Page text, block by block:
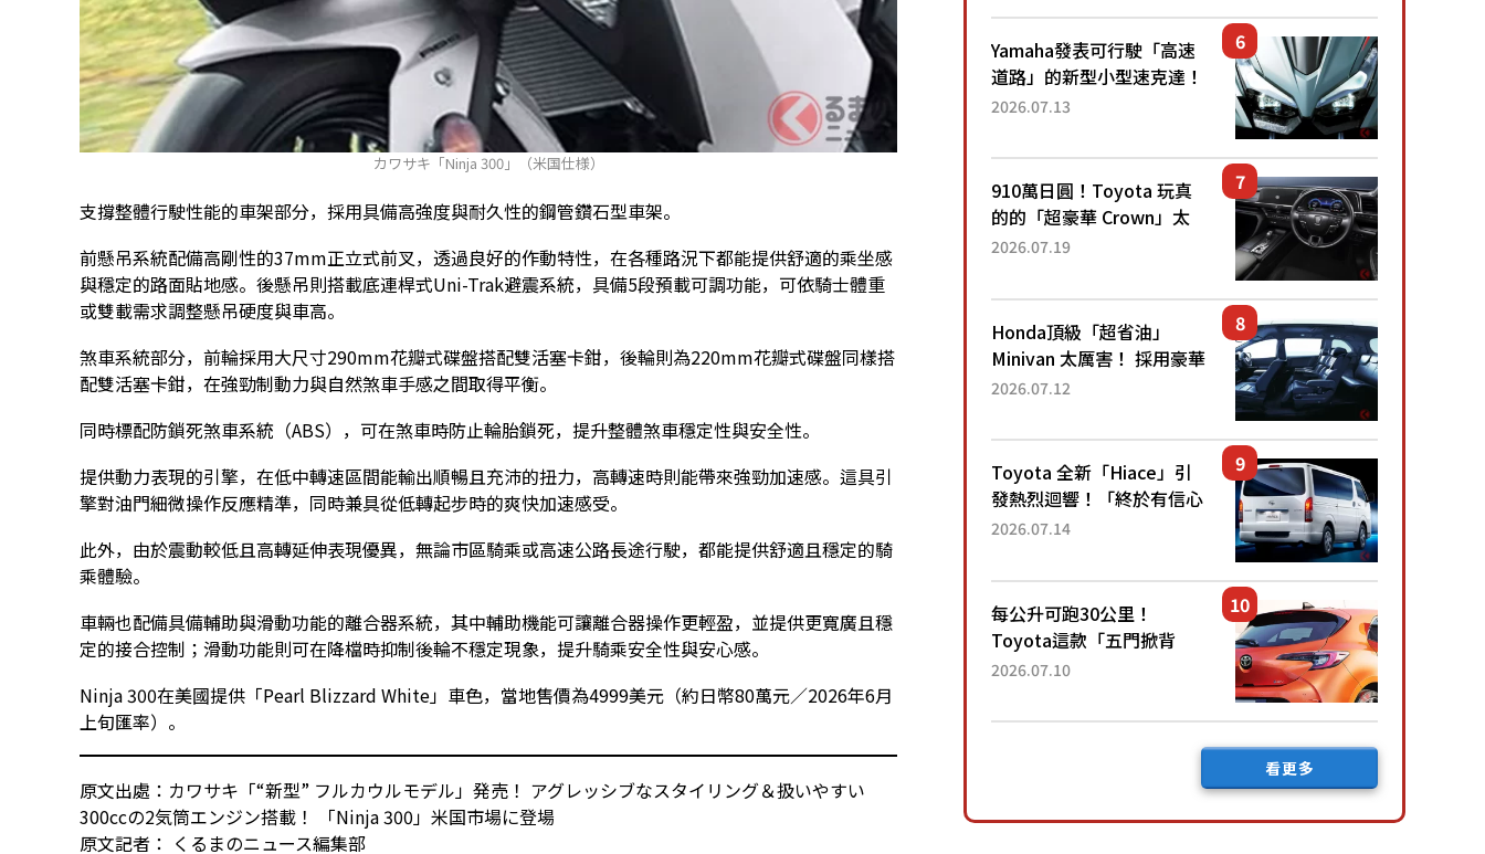
カワサキ「Ninja 300」（米国仕様）
支撐整體行駛性能的車架部分，採用具備高強度與耐久性的鋼管鑽石型車架。
前懸吊系統配備高剛性的37mm正立式前叉，透過良好的作動特性，在各種路況下都能提供舒適的乘坐感
與穩定的路面貼地感。後懸吊則搭載底連桿式Uni-Trak避震系統，具備5段預載可調功能，可依騎士體重
或雙載需求調整懸吊硬度與車高。
煞車系統部分，前輪採用大尺寸290mm花瓣式碟盤搭配雙活塞卡鉗，後輪則為220mm花瓣式碟盤同樣搭
配雙活塞卡鉗，在強勁制動力與自然煞車手感之間取得平衡。
同時標配防鎖死煞車系統（ABS），可在煞車時防止輪胎鎖死，提升整體煞車穩定性與安全性。
提供動力表現的引擎，在低中轉速區間能輸出順暢且充沛的扭力，高轉速時則能帶來強勁加速感。這具引
擎對油門細微操作反應精準，同時兼具從低轉起步時的爽快加速感受。
此外，由於震動較低且高轉延伸表現優異，無論市區騎乘或高速公路長途行駛，都能提供舒適且穩定的騎
乘體驗。
車輛也配備具備輔助與滑動功能的離合器系統，其中輔助機能可讓離合器操作更輕盈，並提供更寬廣且穩
定的接合控制；滑動功能則可在降檔時抑制後輪不穩定現象，提升騎乘安全性與安心感。
Ninja 300在美國提供「Pearl Blizzard White」車色，當地售價為4999美元（約日幣80萬元／2026年6月
上旬匯率）。
原文出處：カワサキ「“新型” フルカウルモデル」発売！ アグレッシブなスタイリング＆扱いやすい
300ccの2気筒エンジン搭載！ 「Ninja 300」米国市場に登場
原文記者： くるまのニュース編集部
眼！ 配備豐富、超越售價
水準，堪稱高CP值代表的
「...
Yamaha發表可行駛「高速
道路」的新型小型速克達！
搭載能享受超強勁「渦輪
高階「Super Sport」車款
相同的...
2026.07.13
910萬日圓！Toyota 玩真
的的「超豪華 Crown」太
厲害了！採用由「匠人技
運動化「底盤設定」！還配
備專屬豪華...
2026.07.19
Honda頂級「超省油」
Minivan 太厲害！ 採用豪華
「真皮座椅」與專屬「黑色
公里，兼具優異節能表現與
舒適「三...
2026.07.12
Toyota 全新「Hiace」引
發熱烈迴響！「終於有信心
下訂了！」「哪個等級交車
後竟然還要等「超過半年」
才能交車？...
2026.07.14
每公升可跑30公里！
Toyota這款「五門掀背
車」真的很厲害！ 擁有全
尺寸」，配備全面升級！
2026.07.10
看更多